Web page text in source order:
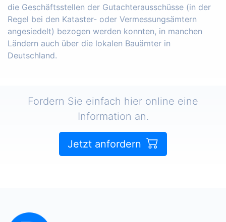
die Geschäftsstellen der Gutachterausschüsse (in der
Regel bei den Kataster- oder Vermessungsämtern
angesiedelt) bezogen werden konnten, in manchen
Ländern auch über die lokalen Bauämter in
Deutschland.
Fordern Sie einfach hier online eine
Information an.
Jetzt anfordern